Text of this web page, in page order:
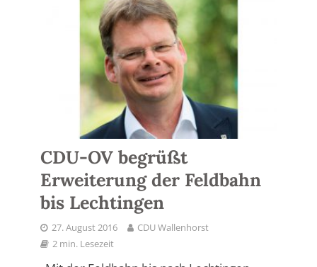
CDU-OV begrüßt
Erweiterung der Feldbahn
bis Lechtingen
27. August 2016
CDU Wallenhorst
2 min. Lesezeit